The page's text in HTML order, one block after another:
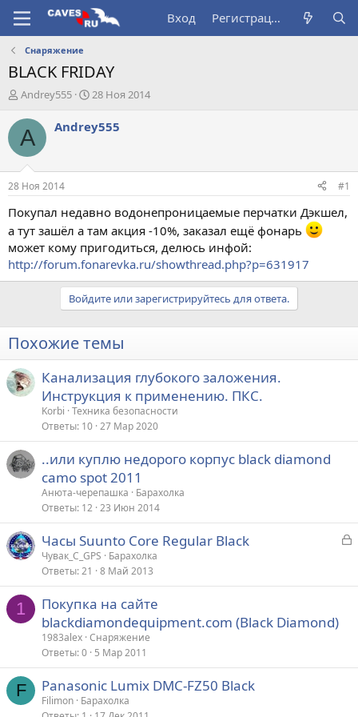
Вход Регистрация
Снаряжение
BLACK FRIDAY
А
т
о
т
е
м
ы
Andrey555
Д
т
а
а
л
28 Ноя 2014
A Andrey555
28 Ноя 2014 #1
Покупал недавно водонепроницаемые перчатки Дэкшел,
а тут зашёл а там акция -10%, заказал ещё фонарь
может кому пригодиться, делюсь инфой:
http://forum.fonarevka.ru/showthread.php?p=631917
Войдите или зарегистрируйтесь для ответа.
Похожие темы
Канализация глубокого заложения.
Инструкция к применению. ПКС.
Korbi Техника безопасности
Ответы 10 27 Мар 2020
..или куплю недорого корпус black diamond
camo spot 2011
Анюта-черепашка
Барахолка
Ответы 12 23 Июн 2014
З
р
Часы Suunto Core Regular Black
Чувак_С_GPS
Барахолка
Ответы 21 8 Май 2013
1
Покупка на сайте
blackdiamondequipment.com (Black Diamond)
1983alеx Снаряжение
Ответы 0 5 Мар 2011
F Panasonic Lumix DMC-FZ50 Black
Filimon Барахолка